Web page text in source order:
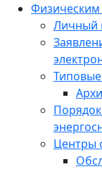
Личный
Центры